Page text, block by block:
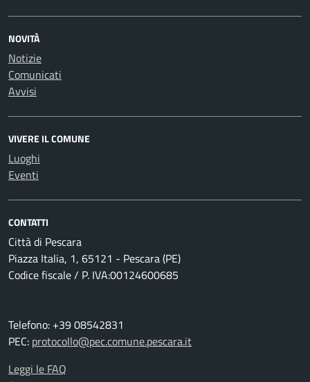
NOVITÀ
Notizie
Comunicati
Avvisi
VIVERE IL COMUNE
Luoghi
Eventi
CONTATTI
Città di Pescara
Piazza Italia, 1, 65121 - Pescara (PE)
Codice fiscale / P. IVA:00124600685
Telefono: +39 08542831
PEC: protocollo@pec.comune.pescara.it
Leggi le FAQ